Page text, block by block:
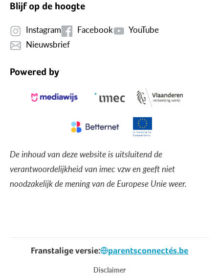
Blijf op de hoogte
Instagram Facebook
YouTube
Nieuwsbrief
Powered by
De inhoud van deze website is uitsluitend de
verantwoordelijkheid van imec vzw en geeft niet
noodzakelijk de mening van de Europese Unie weer.
Franstalige versie: parentsconnectés.be
Disclaimer